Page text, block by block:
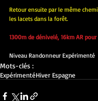
Retour ensuite par le même
les lacets dans la forêt.
1300m de dénivelé, 16km AR
Niveau Randonneur Expérimenté
Mots-clés :
ExpérimentéHiver Espagne